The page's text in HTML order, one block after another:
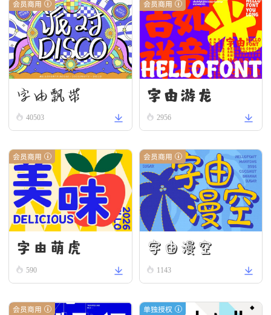
会员商用
字由飘带
40503
会员商用
字由游龙
2956
会员商用
字由萌虎
590
会员商用
字由漫空
1143
会员商用 单独授权